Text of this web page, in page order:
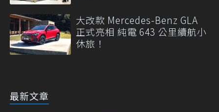
大改款 Mercedes-Benz GLA
正式亮相 純電 643 公里續航小
休旅！
最新文章